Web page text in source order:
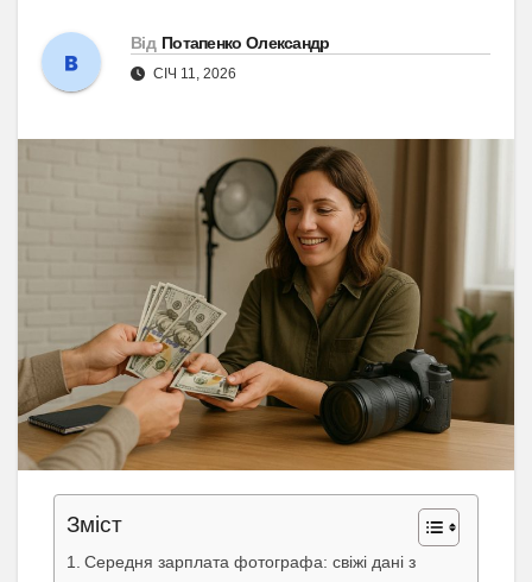
Від Потапенко Олександр
СІЧ 11, 2026
Зміст
Середня зарплата фотографа: свіжі дані з